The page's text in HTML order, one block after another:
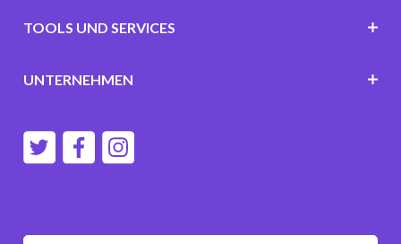
TOOLS UND SERVICES
UNTERNEHMEN